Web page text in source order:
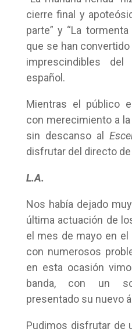
cierre final y
parte” y “La
que se han
imprescindibles del
español.
Mientras el público
con merecimiento a
sin descanso al
disfrutar del directo de
L.A.
Nos había dejado
última actuación de
el mes de mayo en el
con numerosos
en esta ocasión
banda, con un
presentado su nuevo
Pudimos disfrutar de